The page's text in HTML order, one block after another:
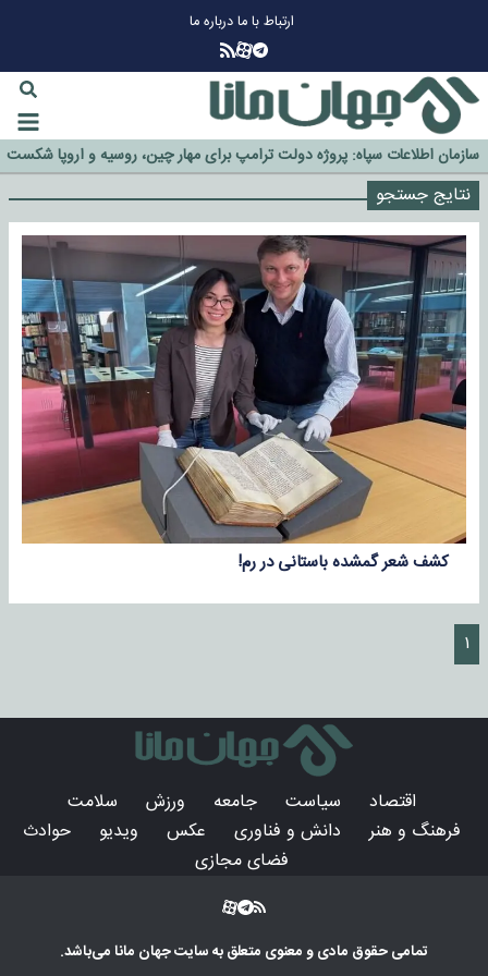
ارتباط با مادرباره ما
گزینه جدایی اوسمار روی میز مدیران پرسپولیس
آیا رئیس جمهور آمریکا قانون را دور می‌زند؟
اخراج رسمی چهره نامدار از پرسپولیس
سازمان اطلاعات سپاه: پروژه دولت ترامپ برای مهار چین، روسیه و اروپا شکست
خورد
نتایج جستجو
کشف شعر گمشده باستانی در رم!
۱
اقتصاد سیاست جامعه ورزش
سلامت
فرهنگ و هنر
دانش و فناوری عکس ویدیو
حوادث
فضای مجازی
تمامی حقوق مادی و معنوی متعلق به سایتجهان مانامی‌باشد.